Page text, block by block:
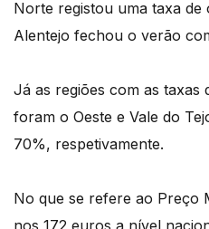
Norte registou uma taxa
Alentejo fechou o verão
Já as regiões com as taxas
foram o Oeste e Vale do
70%, respetivamente.
No que se refere ao Preço
nos 172 euros a nível